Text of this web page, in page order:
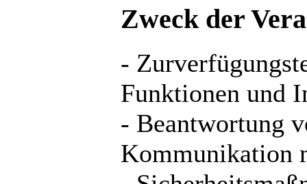
Zweck der
-
Funktionen und
- Beantwortung
Kommunikation